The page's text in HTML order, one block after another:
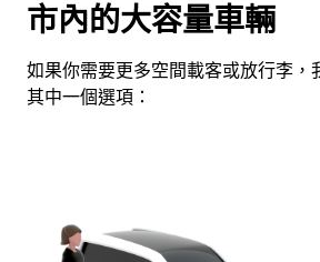
市內的大容量車輛
如果你需要更多空間載客或放行李，
其中一個選項：